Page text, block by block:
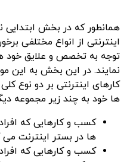
همانطور که در بخش ابتدایی
اینترنتی از انواع مختلفی
توجه به تخصص و علایق خود
نمایند. در این بخش به این
کارهای اینترنتی بر دو نوع
ها خود به چند زیر مجموعه
کسب و کارهایی که
ها در بستر اینترنت می
کسب و کارهایی که